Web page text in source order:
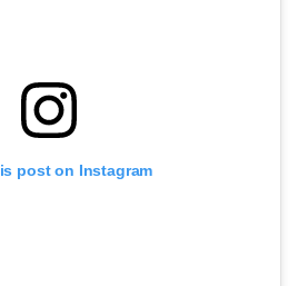
post on Instagram